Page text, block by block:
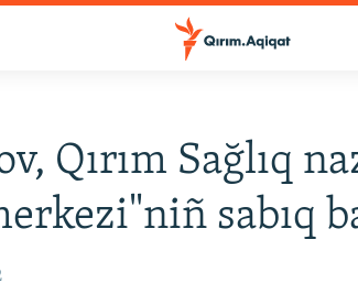
Qırım Sağlıq
sabıq